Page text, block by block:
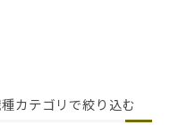
カテゴリで絞り込む